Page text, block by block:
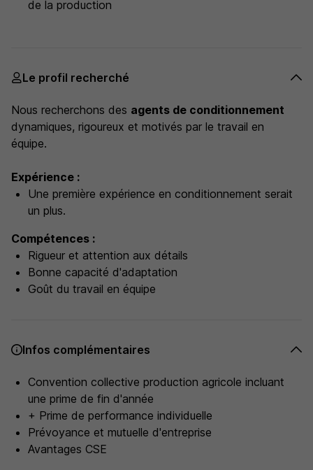
de la production
Le profil recherché
Nous recherchons des agents de conditionnement
dynamiques, rigoureux et motivés par le travail en
équipe.
Expérience :
Une première expérience en conditionnement serait
un plus.
Compétences :
Rigueur et attention aux détails
Bonne capacité d'adaptation
Goût du travail en équipe
Infos complémentaires
Convention collective production agricole incluant
une prime de fin d'année
+ Prime de performance individuelle
Prévoyance et mutuelle d'entreprise
Avantages CSE